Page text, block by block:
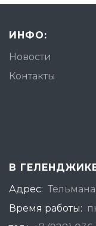
ИНФО:
Новости
Контакты
В
Адрес: Тельмана
Время работы: